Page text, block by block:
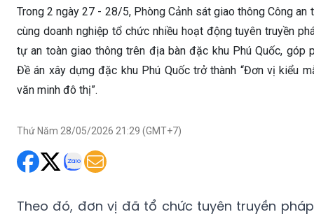
Trong 2 ngày 27 - 28/5, Phòng Cảnh sát giao thông Công an
cùng doanh nghiệp tổ chức nhiều hoạt động tuyên truyền
tự an toàn giao thông trên địa bàn đặc khu Phú Quốc, góp
Đề án xây dựng đặc khu Phú Quốc trở thành “Đơn vị kiểu
văn minh đô thị”.
Thứ Năm 28/05/2026 21:29 (GMT+7)
Theo đó, đơn vị đã tổ chức tuyên truyền